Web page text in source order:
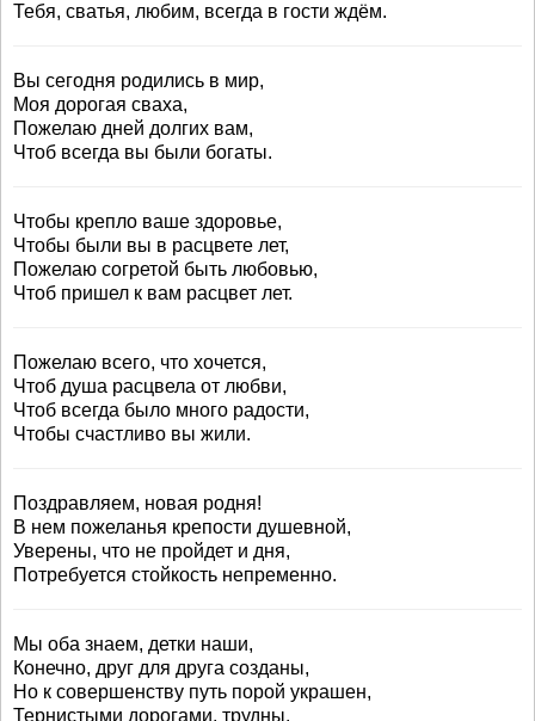
Тебя, сватья, любим, всегда в гости ждём.
Вы сегодня родились в мир,
Моя дорогая сваха,
Пожелаю дней долгих вам,
Чтоб всегда вы были богаты.
Чтобы крепло ваше здоровье,
Чтобы были вы в расцвете лет,
Пожелаю согретой быть любовью,
Чтоб пришел к вам расцвет лет.
Пожелаю всего, что хочется,
Чтоб душа расцвела от любви,
Чтоб всегда было много радости,
Чтобы счастливо вы жили.
Поздравляем, новая родня!
В нем пожеланья крепости душевной,
Уверены, что не пройдет и дня,
Потребуется стойкость непременно.
Мы оба знаем, детки наши,
Конечно, друг для друга созданы,
Но к совершенству путь порой украшен,
Тернистыми дорогами, трудны,